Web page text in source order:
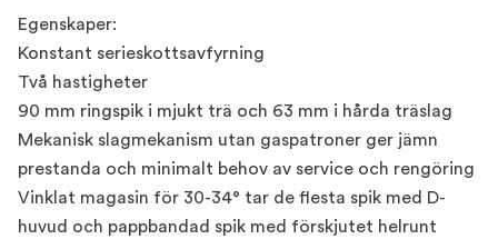
Egenskaper:
Konstant serieskottsavfyrning
Två hastigheter
90 mm ringspik i mjukt trä och 63 mm i hårda träslag
Mekanisk slagmekanism utan gaspatroner ger jämn
prestanda och minimalt behov av service och rengöring
Vinklat magasin för 30-34° tar de flesta spik med D-
huvud och pappbandad spik med förskjutet helrunt